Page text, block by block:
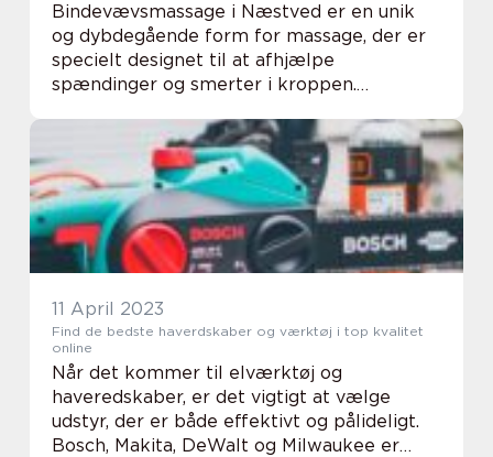
Bindevævsmassage i Næstved er en unik
og dybdegående form for massage, der er
specielt designet til at afhjælpe
spændinger og smerter i kroppen.
massere og manipulere bindev&a...
11 April 2023
Find de bedste haverdskaber og værktøj i top kvalitet
online
Når det kommer til elværktøj og
haveredskaber, er det vigtigt at vælge
udstyr, der er både effektivt og pålideligt.
Bosch, Makita, DeWalt og Milwaukee er